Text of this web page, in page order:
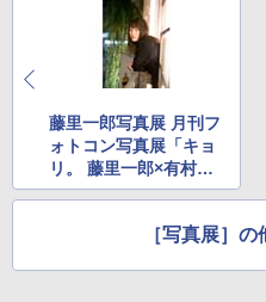
藤里一郎写真展 月刊フ
ォトコン写真展「キョ
リ。 藤里一郎×有村架
純」
［写真展］